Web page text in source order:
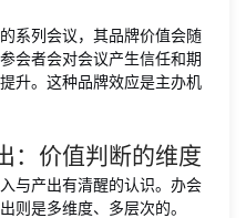
系列会议，其品牌价值会随
会者会对会议产生信任和期
升。这种品牌效应是主办机
：价值判断的维度
与产出有清醒的认识。办会
则是多维度、多层次的。